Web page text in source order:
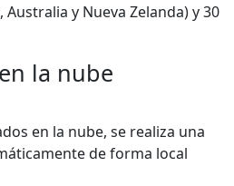
y Nueva Zelanda) y 30
la nube
en la nube, se realiza una
de forma local